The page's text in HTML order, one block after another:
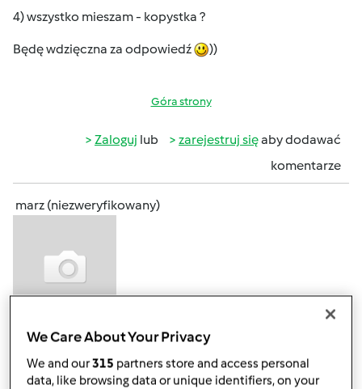
4) wszystko mieszam - kopystka ?
Będę wdzięczna za odpowiedź ))
Góra strony
Zaloguj lub zarejestruj sięaby dodawać
komentarze
marz (niezweryfikowany)
pon., 12/14/2015 - 17:53
o ja też poprosze o takie praktyczne wskazówki, może mój
Bimby bedzie jutro już.
We Care About Your Privacy
We and our315 partners store and access personal
data, like browsing data or unique identifiers, on your